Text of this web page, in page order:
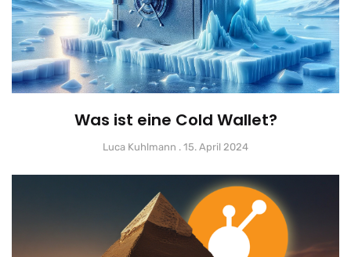
Was ist eine Cold Wallet?
Luca Kuhlmann 15. April 2024